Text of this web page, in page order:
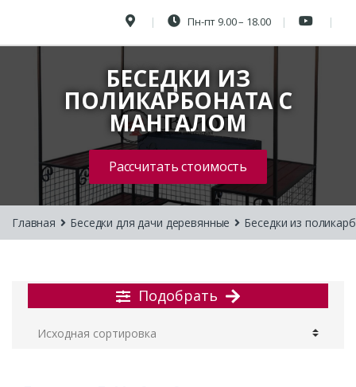
Пн-пт 9.00 – 18.00
БЕСЕДКИ ИЗ
ПОЛИКАРБОНАТА С
МАНГАЛОМ
Рассчитать стоимость
Главная Беседки для дачи деревянные Беседки из
Подобрать